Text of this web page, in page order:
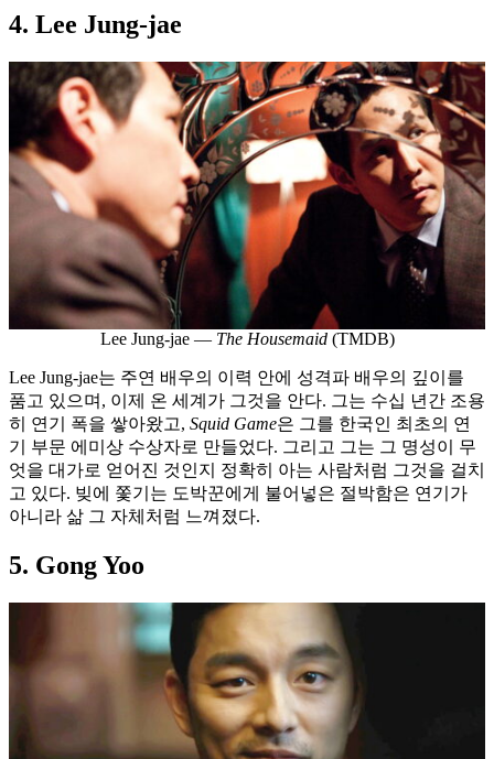
4. Lee Jung-jae
Lee Jung-jae — The Housemaid(TMDB)
Lee Jung-jae는 주연 배우의 이력 안에 성격파 배우의 깊이를
품고 있으며, 이제 온 세계가 그것을 안다. 그는 수십 년간 조용
히 연기 폭을 쌓아왔고, Squid Game은 그를 한국인 최초의 연
기 부문 에미상 수상자로 만들었다. 그리고 그는 그 명성이 무
엇을 대가로 얻어진 것인지 정확히 아는 사람처럼 그것을 걸치
고 있다. 빚에 쫓기는 도박꾼에게 불어넣은 절박함은 연기가
아니라 삶 그 자체처럼 느껴졌다.
5. Gong Yoo